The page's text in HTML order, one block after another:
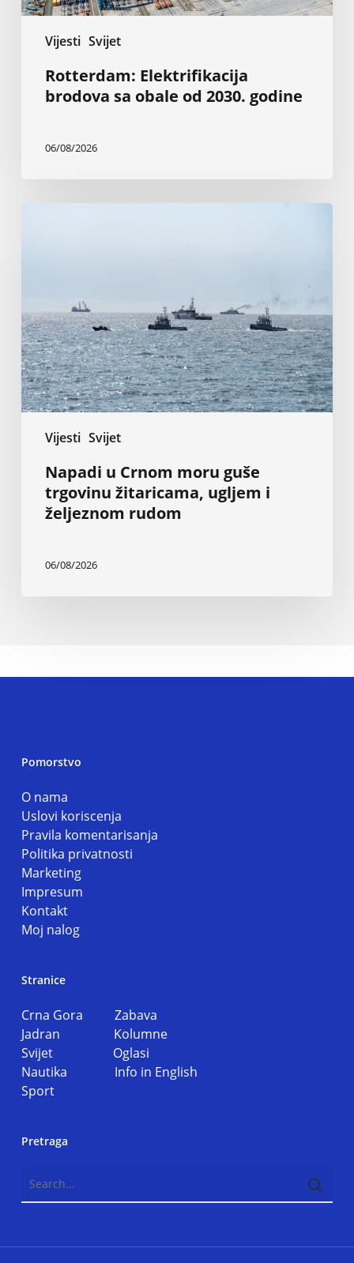
Vijesti Svijet
Rotterdam: Elektrifikacija
brodova sa obale od 2030. godine
06/08/2026
Vijesti Svijet
žitaricama,
ugljem
i
željeznom
rudom
Napadi u Crnom moru guše
trgovinu žitaricama, ugljem i
željeznom rudom
06/08/2026
Pomorstvo
O nama
Uslovi koriscenja
Pravila komentarisanja
Politika privatnosti
Marketing
Impresum
Kontakt
Moj nalog
Stranice
Crna Gora Zabava
Jadran Kolumne
Svijet Oglasi
Nautika Info in English
Sport
Pretraga